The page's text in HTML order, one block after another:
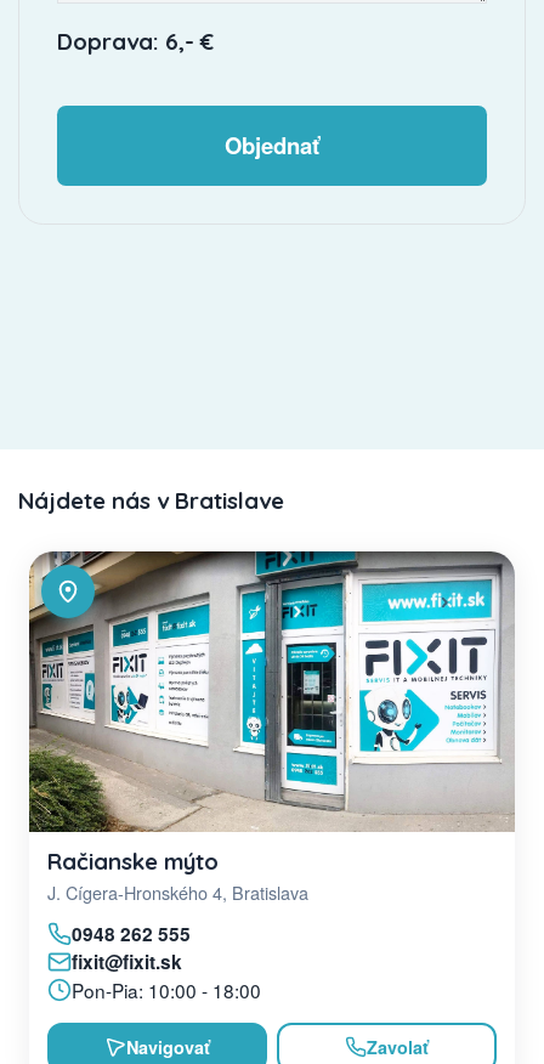
Doprava: 6,- €
Objednať
Nájdete nás v Bratislave
Račianske mýto
J. Cígera-Hronského 4, Bratislava
0948 262 555
fixit@fixit.sk
Pon-Pia: 10:00 - 18:00
Navigovať Zavolať